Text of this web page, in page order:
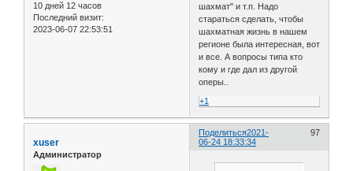
10 дней 12 часов
Последний визит:
2023-06-07 22:53:51
шахмат" и т.п. Надо
стараться сделать, чтобы
шахматная жизнь в нашем
регионе была интересная, вот
и все. А вопросы типа кто
кому и где дал из другой
оперы..
+1
Поделиться 97
2021-
06-24 18:33:34
xuser
Администратор